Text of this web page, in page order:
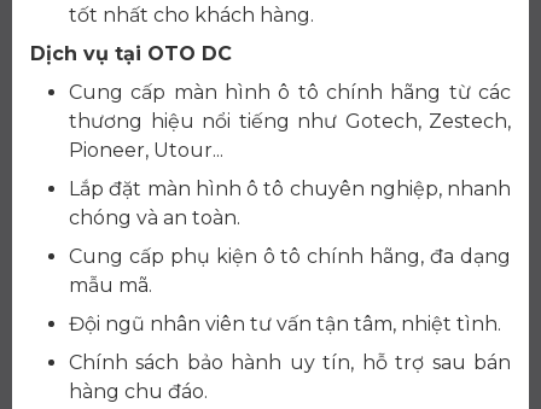
tốt nhất cho khách hàng.
Dịch vụ tại OTO DC
Cung cấp màn hình ô tô chính hãng từ các
thương hiệu nổi tiếng như Gotech, Zestech,
Pioneer, Utour...
Lắp đặt màn hình ô tô chuyên nghiệp, nhanh
chóng và an toàn.
Cung cấp phụ kiện ô tô chính hãng, đa dạng
mẫu mã.
Đội ngũ nhân viên tư vấn tận tâm, nhiệt tình.
Chính sách bảo hành uy tín, hỗ trợ sau bán
hàng chu đáo.